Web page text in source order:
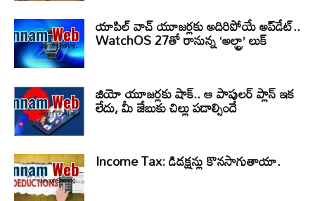
యాపిల్ వాచ్ యూజర్లకు అదిరిపోయే అప్‌డేట్..
WatchOS 27తో రానున్న ‘అల్ట్రా’ లుక్
జియో యూజర్లకు షాక్.. ఆ పాపులర్ ప్లాన్ ఇక
లేదు, మీ జేబుకు చిల్లు పడాల్సిందే
Income Tax: డిడక్షన్లు కొనసాగుతాయా.